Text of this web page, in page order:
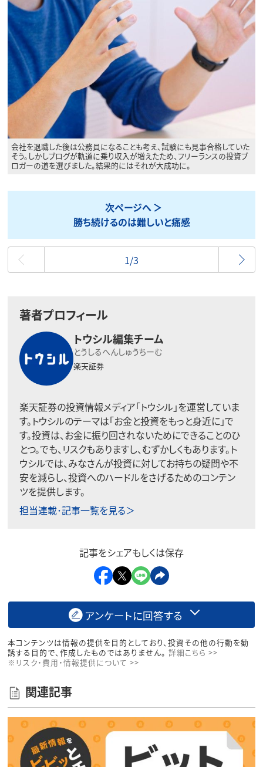
会社を退職した後は公務員になることも考え、試験にも見事合格していた
そう。しかしブログが軌道に乗り収入が増えたため、フリーランスの投資ブ
ロガーの道を選びました。結果的にはそれが大成功に。
次ページへ
勝ち続けるのは難しいと痛感
最初
1/3
著者プロフィール
トウシル編集チーム
とうしるへんしゅうちーむ
楽天証券
楽天証券の投資情報メディア「トウシル」を運営していま
す。トウシルのテーマは「お金と投資をもっと身近に」で
す。投資は、お金に振り回されないためにできることのひ
とつ。でも、リスクもありますし、むずかしくもあります。ト
ウシルでは、みなさんが投資に対してお持ちの疑問や不
安を減らし、投資へのハードルをさげるためのコンテン
ツを提供します。
担当連載･記事一覧を見る＞
記事をシェアもしくは保存
アンケートに回答する
本コンテンツは情報の提供を目的としており、投資その他の行動を勧
誘する目的で、作成したものではありません。 詳細こちら >>
※リスク・費用・情報提供について >>
関連記事